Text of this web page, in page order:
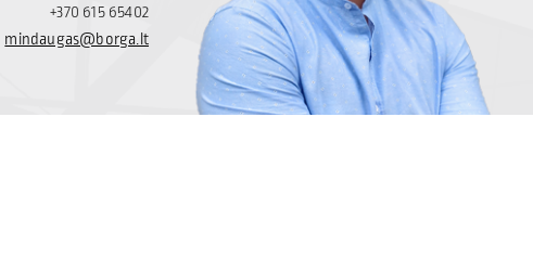
+370 615 65402
mindaugas@borga.lt